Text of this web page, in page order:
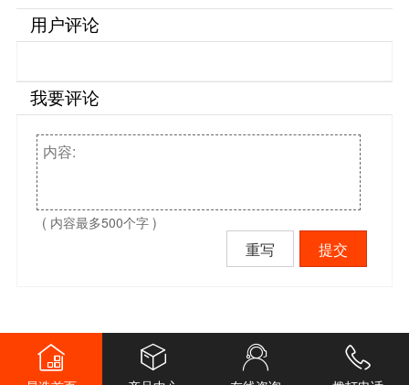
用户评论
我要评论
( 内容最多500个字 )
重写 提交